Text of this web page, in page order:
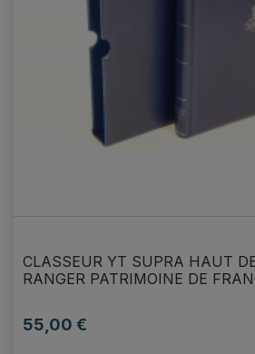
CLASSEUR YT SUPRA HAUT
RANGER PATRIMOINE DE
Prix
55,00 €